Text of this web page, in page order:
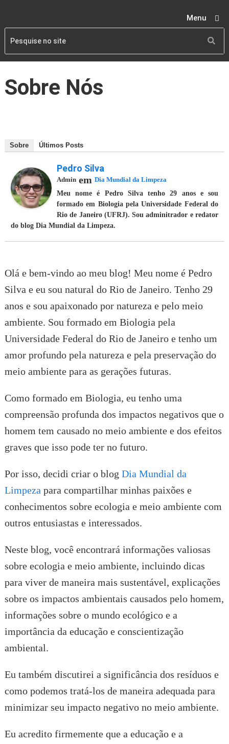
Menu
Sobre Nós
Sobre Últimos Posts
Pedro Silva
Adminem Dia Mundial da Limpeza
Meu nome é Pedro Silva tenho 29 anos e sou
formado em Biologia pela Universidade Federal do
Rio de Janeiro (UFRJ). Sou adminitrador e redator
do blog Dia Mundial da Limpeza.
Olá e bem-vindo ao meu blog! Meu nome é Pedro
Silva e eu sou natural do Rio de Janeiro. Tenho 29
anos e sou apaixonado por natureza e pelo meio
ambiente. Sou formado em Biologia pela
Universidade Federal do Rio de Janeiro e tenho um
amor profundo pela natureza e pela preservação do
meio ambiente para as gerações futuras.
Como formado em Biologia, eu tenho uma
compreensão profunda dos impactos negativos que o
homem tem causado no meio ambiente e dos efeitos
graves que isso pode ter no futuro.
Por isso, decidi criar o blog Dia Mundial da
Limpeza para compartilhar minhas paixões e
conhecimentos sobre ecologia e meio ambiente com
outros entusiastas e interessados.
Neste blog, você encontrará informações valiosas
sobre ecologia e meio ambiente, incluindo dicas
para viver de maneira mais sustentável, explicações
sobre os impactos ambientais causados pelo homem,
informações sobre o mundo ecológico e a
importância da educação e conscientização
ambiental.
Eu também discutirei a significância dos resíduos e
como podemos tratá-los de maneira adequada para
minimizar seu impacto negativo no meio ambiente.
Eu acredito firmemente que a educação e a